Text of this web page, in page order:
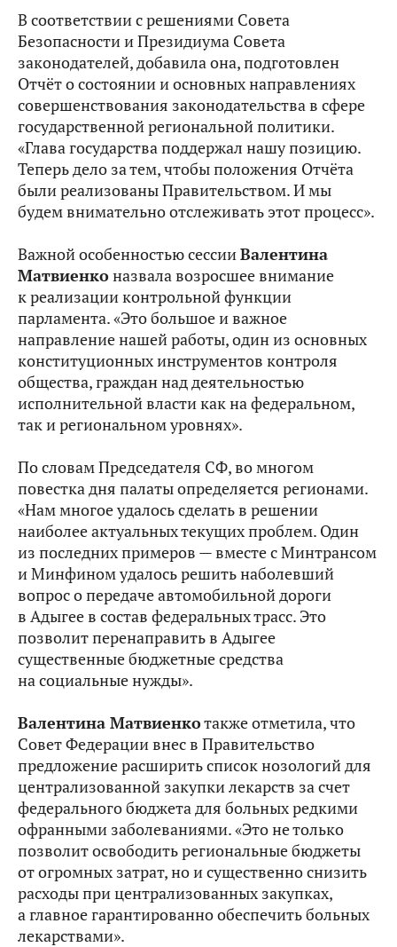
В соответствии с решениями Совета
Безопасности и Президиума Совета
законодателей, добавила она, подготовлен
Отчёт о состоянии и основных направлениях
совершенствования законодательства в сфере
государственной региональной политики.
«Глава государства поддержал нашу позицию.
Теперь дело за тем, чтобы положения Отчёта
были реализованы Правительством. И мы
будем внимательно отслеживать этот процесс».
Важной особенностью сессииВалентина
Матвиенконазвала возросшее внимание
к реализации контрольной функции
парламента. «Это большое и важное
направление нашей работы, один из основных
конституционных инструментов контроля
общества, граждан над деятельностью
исполнительной власти как на федеральном,
так и региональном уровнях».
По словам Председателя СФ, во многом
повестка дня палаты определяется регионами.
«Нам многое удалось сделать в решении
наиболее актуальных текущих проблем. Один
из последних примеров — вместе с Минтрансом
и Минфином удалось решить наболевший
вопрос о передаче автомобильной дороги
в Адыгее в состав федеральных трасс. Это
позволит перенаправить в Адыгее
существенные бюджетные средства
на социальные нужды».
Валентина Матвиенкотакже отметила, что
Совет Федерации внес в Правительство
предложение расширить список нозологий для
централизованной закупки лекарств за счет
федерального бюджета для больных редкими
офранными заболеваниями. «Это не только
позволит освободить региональные бюджеты
от огромных затрат, но и существенно снизить
расходы при централизованных закупках,
а главное гарантированно обеспечить больных
лекарствами».